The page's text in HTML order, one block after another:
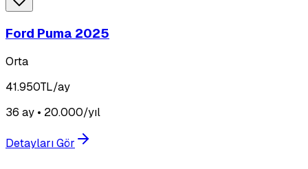
Ford Puma 2025
Orta
41.950TL/ay
36 ay • 20.000/yıl
Detayları Gör